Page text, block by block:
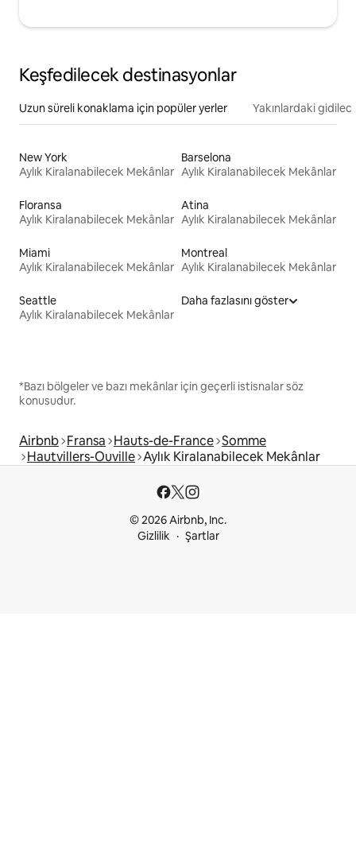
Keşfedilecek destinasyonlar
Uzun süreli konaklama için popüler yerler Yakınlardaki
New York
Aylık Kiralanabilecek Mekânlar
Barselona
Aylık Kiralanabilecek Mekânlar
Floransa
Aylık Kiralanabilecek Mekânlar
Atina
Aylık Kiralanabilecek Mekânlar
Miami
Aylık Kiralanabilecek Mekânlar
Montreal
Aylık Kiralanabilecek Mekânlar
Seattle
Aylık Kiralanabilecek Mekânlar
Daha fazlasını göster
*Bazı bölgeler ve bazı mekânlar için geçerli istisnalar söz
konusudur.
Airbnb Fransa Hauts-de-France Somme
Hautvillers-Ouville Aylık Kiralanabilecek Mekânlar
© 2026 Airbnb, Inc.
Gizlilik
Şartlar